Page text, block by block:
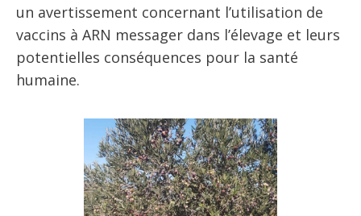
un avertissement concernant l’utilisation de
vaccins à ARN messager dans l’élevage et leurs
potentielles conséquences pour la santé
humaine.